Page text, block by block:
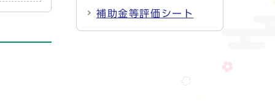
補助金等評価シート